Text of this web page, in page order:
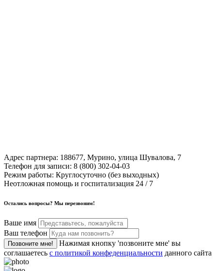
Адрес партнера: 188677, Мурино, улица Шувалова, 7
Телефон для записи: 8 (800) 302-04-03
Режим работы: Круглосуточно (без выходных)
Неотложная помощь и госпитализация 24 / 7
Остались вопросы? Мы перезвоним!
Ваше имя
Ваш телефон
Позвоните мне!
Нажимая кнопку 'позвоните мне' вы
соглашаетесь с политикой конфеденциальности данного сайта